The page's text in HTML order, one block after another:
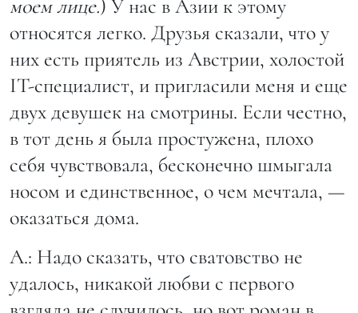
моем лице.) У нас в Азии к этому
относятся легко. Друзья сказали, что у
них есть приятель из Австрии, холостой
IT-специалист, и пригласили меня и еще
двух девушек на смотрины. Если честно,
в тот день я была простужена, плохо
себя чувствовала, бесконечно шмыгала
носом и единственное, о чем мечтала, —
оказаться дома.
А.: Надо сказать, что сватовство не
удалось, никакой любви с первого